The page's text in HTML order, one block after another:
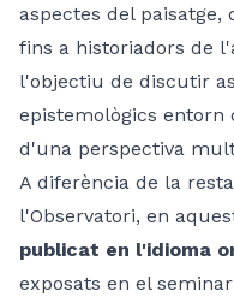
aspectes del
fins a historiadors de
l'objectiu de discutir
epistemològics entorn
d'una perspectiva
A diferència de la
l'Observatori, en
publicat en l'idioma
exposats en el